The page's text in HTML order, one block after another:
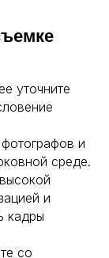
уточните
и
среде.
и
кадры
со